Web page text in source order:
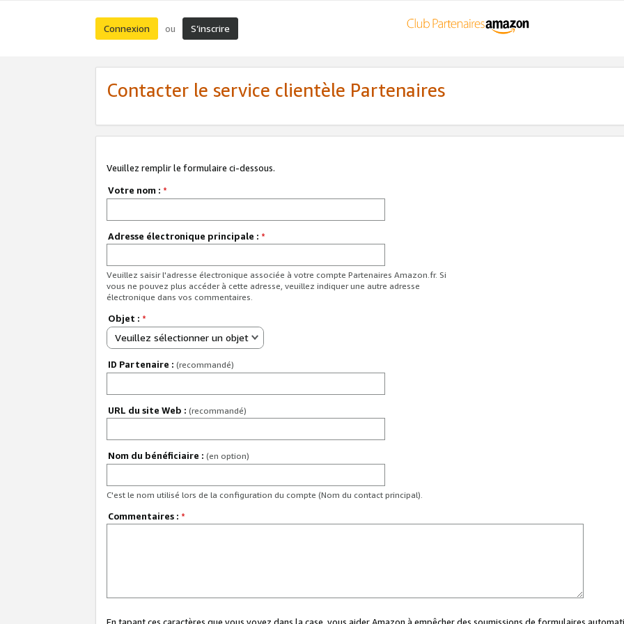
Connexion ou S’inscrire
Contacter le service clientèle Partenaires
Veuillez remplir le formulaire ci-dessous.
Votre nom : *
Adresse électronique principale : *
Veuillez saisir l'adresse électronique associée à votre compte Partenaires Amazon.fr. Si
vous ne pouvez plus accéder à cette adresse, veuillez indiquer une autre adresse
électronique dans vos commentaires.
Objet : *
Veuillez sélectionner un objet
ID Partenaire : (recommandé)
URL du site Web : (recommandé)
Nom du bénéficiaire : (en option)
C'est le nom utilisé lors de la configuration du compte (Nom du contact principal).
Commentaires : *